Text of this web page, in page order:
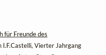
für Freunde des
I.F.Castelli, Vierter Jahrgang